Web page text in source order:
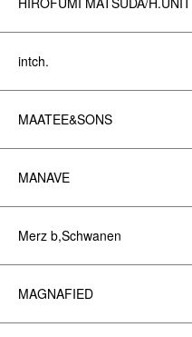
intch.
MAATEE&SONS
MANAVE
Merz b,Schwanen
MAGNAFIED